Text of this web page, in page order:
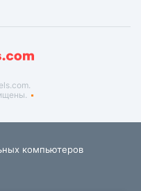
компьютеров